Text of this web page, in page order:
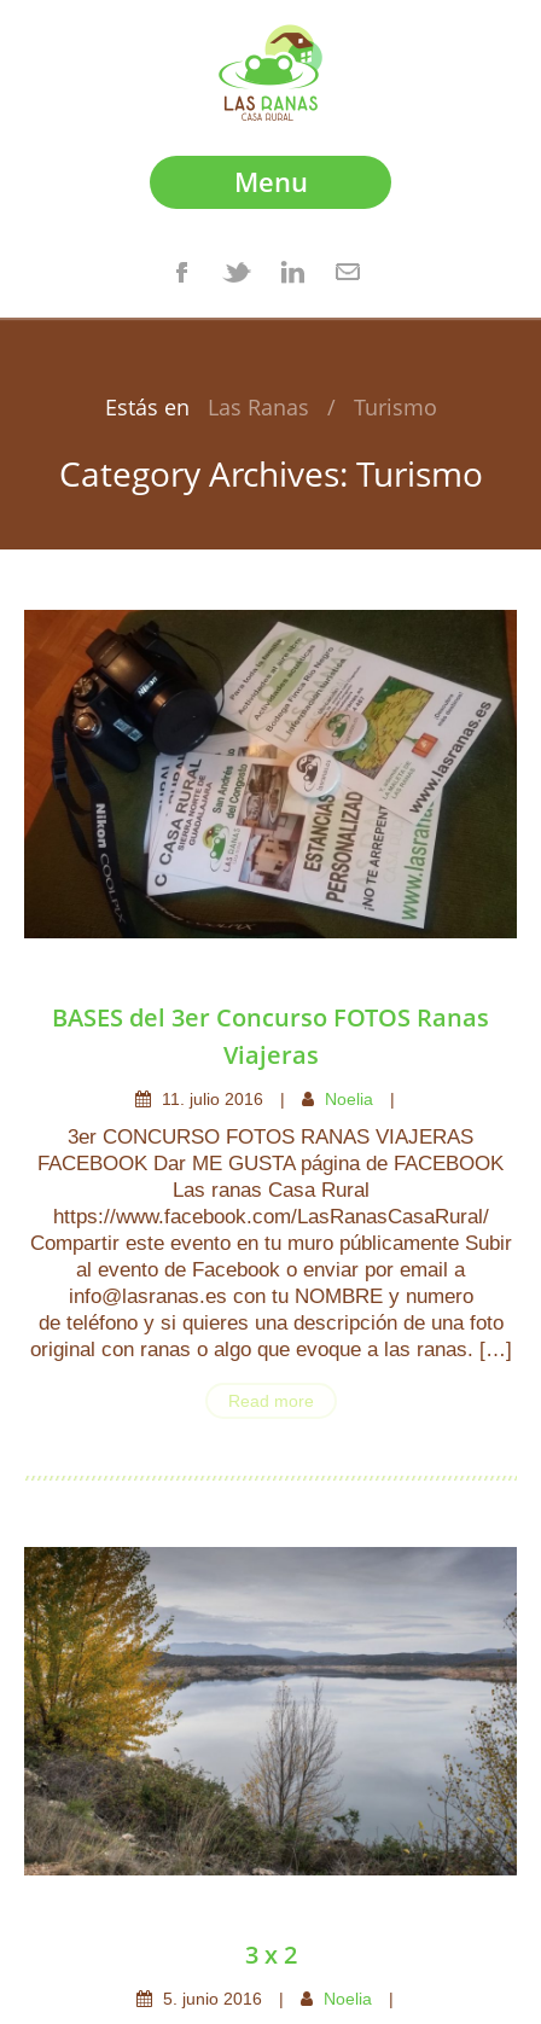
Menu
Estás en Las Ranas / Turismo
Category Archives: Turismo
BASES del 3er Concurso FOTOS Ranas
Viajeras
11 julio 2016 Noelia
3er CONCURSO FOTOS RANAS VIAJERAS
FACEBOOK Dar ME GUSTA página de FACEBOOK
Las ranas Casa Rural
https://www.facebook.com/LasRanasCasaRural/
Compartir este evento en tu muro públicamente Subir
al evento de Facebook o enviar por email a
info@lasranas.es con tu NOMBRE y numero
de teléfono y si quieres una descripción de una foto
original con ranas o algo que evoque a las ranas. […]
Read more
3 x 2
5. junio 2016 Noelia